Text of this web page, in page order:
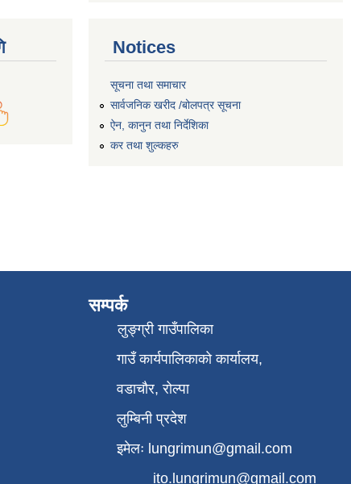
Notices
सूचना तथा समाचार
सार्वजनिक खरीद /बोलपत्र सूचना
ऐन, कानुन तथा निर्देशिका
कर तथा शुल्कहरु
सम्पर्क
लुङ्ग्री गाउँपालिका
गाउँ कार्यपालिकाको कार्यालय,
वडाचौर, रोल्पा
लुम्बिनी प्रदेश
इमेलः lungrimun@gmail.com
ito.lungrimun@gmail.com